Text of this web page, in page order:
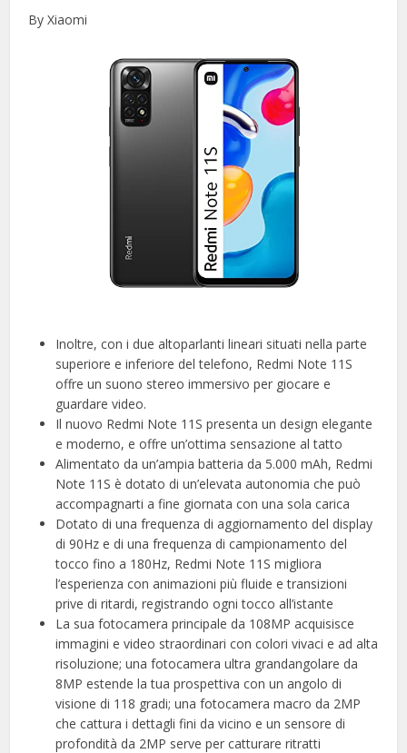
By Xiaomi
Inoltre, con i due altoparlanti lineari situati nella parte
superiore e inferiore del telefono, Redmi Note 11S
offre un suono stereo immersivo per giocare e
guardare video.
Il nuovo Redmi Note 11S presenta un design elegante
e moderno, e offre un’ottima sensazione al tatto
Alimentato da un’ampia batteria da 5.000 mAh, Redmi
Note 11S è dotato di un’elevata autonomia che può
accompagnarti a fine giornata con una sola carica
Dotato di una frequenza di aggiornamento del display
di 90Hz e di una frequenza di campionamento del
tocco fino a 180Hz, Redmi Note 11S migliora
l’esperienza con animazioni più fluide e transizioni
prive di ritardi, registrando ogni tocco all’istante
La sua fotocamera principale da 108MP acquisisce
immagini e video straordinari con colori vivaci e ad alta
risoluzione; una fotocamera ultra grandangolare da
8MP estende la tua prospettiva con un angolo di
visione di 118 gradi; una fotocamera macro da 2MP
che cattura i dettagli fini da vicino e un sensore di
profondità da 2MP serve per catturare ritratti